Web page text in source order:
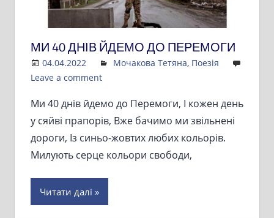
МИ 40 ДНІВ ЙДЕМО ДО ПЕРЕМОГИ
04.04.2022 Admin
Мочакова Тетяна, Поезія
Leave a comment
Ми 40 днів йдемо до Перемоги, І кожен день
у сяйві прапорів, Вже бачимо ми звільнені
дороги, Із синьо-жовтих любих кольорів.
Милують серце кольори свободи,
Читати далі